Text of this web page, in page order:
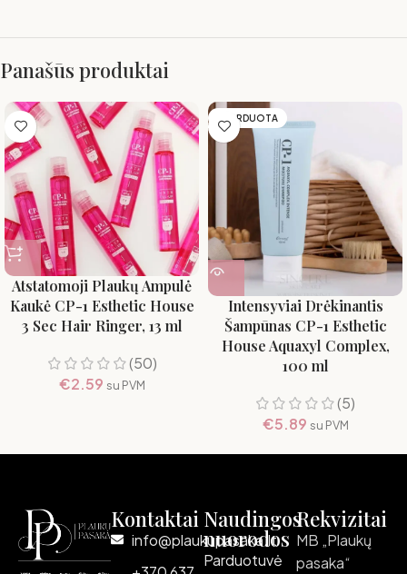
Panašūs produktai
Atstatomoji Plaukų Ampulė
Kaukė CP-1 Esthetic House
3 Sec Hair Ringer, 13 ml
(50)
€2.59 su PVM
IŠPARDUOTA
Intensyviai Drėkinantis
Šampūnas CP-1 Esthetic
House Aquaxyl Complex,
100 ml
(5)
€5.89 su PVM
Kontaktai
info@plaukupasaka.lt
Naudingos
nuorodos
Parduotuvė
Rekvizitai
MB „Plaukų
pasaka“